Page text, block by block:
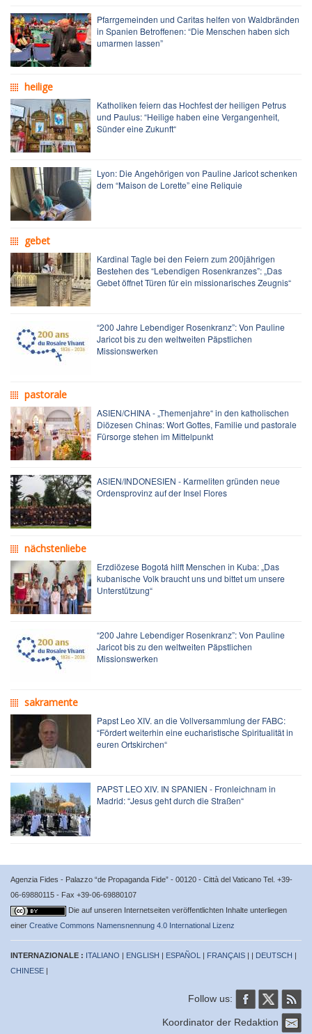
Pfarrgemeinden und Caritas helfen von Waldbränden
in Spanien Betroffenen: “Die Menschen haben sich
umarmen lassen”
heilige
Katholiken feiern das Hochfest der heiligen Petrus
und Paulus: “Heilige haben eine Vergangenheit,
Sünder eine Zukunft“
Lyon: Die Angehörigen von Pauline Jaricot schenken
dem “Maison de Lorette” eine Reliquie
gebet
Kardinal Tagle bei den Feiern zum 200jährigen
Bestehen des “Lebendigen Rosenkranzes”: „Das
Gebet öffnet Türen für ein missionarisches Zeugnis“
“200 Jahre Lebendiger Rosenkranz”: Von Pauline
Jaricot bis zu den weltweiten Päpstlichen
Missionswerken
pastorale
ASIEN/CHINA - „Themenjahre“ in den katholischen
Diözesen Chinas: Wort Gottes, Familie und pastorale
Fürsorge stehen im Mittelpunkt
ASIEN/INDONESIEN - Karmeliten gründen neue
Ordensprovinz auf der Insel Flores
nächstenliebe
Erzdiözese Bogotá hilft Menschen in Kuba: „Das
kubanische Volk braucht uns und bittet um unsere
Unterstützung“
“200 Jahre Lebendiger Rosenkranz”: Von Pauline
Jaricot bis zu den weltweiten Päpstlichen
Missionswerken
sakramente
Papst Leo XIV. an die Vollversammlung der FABC:
“Fördert weiterhin eine eucharistische Spiritualität in
euren Ortskirchen“
PAPST LEO XIV. IN SPANIEN - Fronleichnam in
Madrid: “Jesus geht durch die Straßen“
Agenzia Fides - Palazzo “de Propaganda Fide” - 00120 - Città del Vaticano Tel. +39-
06-69880115 - Fax +39-06-69880107
Die auf unseren Internetseiten veröffentlichten Inhalte unterliegen
einer Creative Commons Namensnennung 4.0 International Lizenz
INTERNAZIONALE : ITALIANO | ENGLISH | ESPAÑOL | FRANÇAIS | | DEUTSCH |
CHINESE |
Follow us:
Koordinator der Redaktion